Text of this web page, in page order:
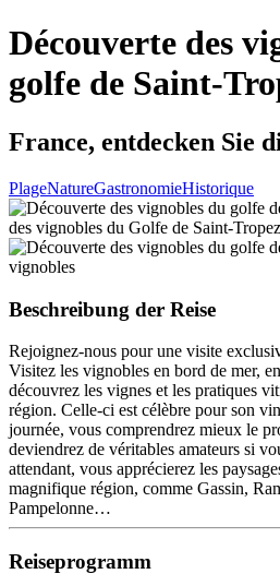
Découverte des
golfe de Saint-
France, entdecken Sie
PlageNatureGastronomieHistorique
Beschreibung der Reise
Rejoignez-nous pour une visite
Visitez les vignobles en bord de mer,
découvrez les vignes et les pratiques
région. Celle-ci est célèbre pour son
journée, vous comprendrez mieux le
deviendrez de véritables amateurs si
attendant, vous apprécierez les
magnifique région, comme Gassin,
Pampelonne…
Reiseprogramm